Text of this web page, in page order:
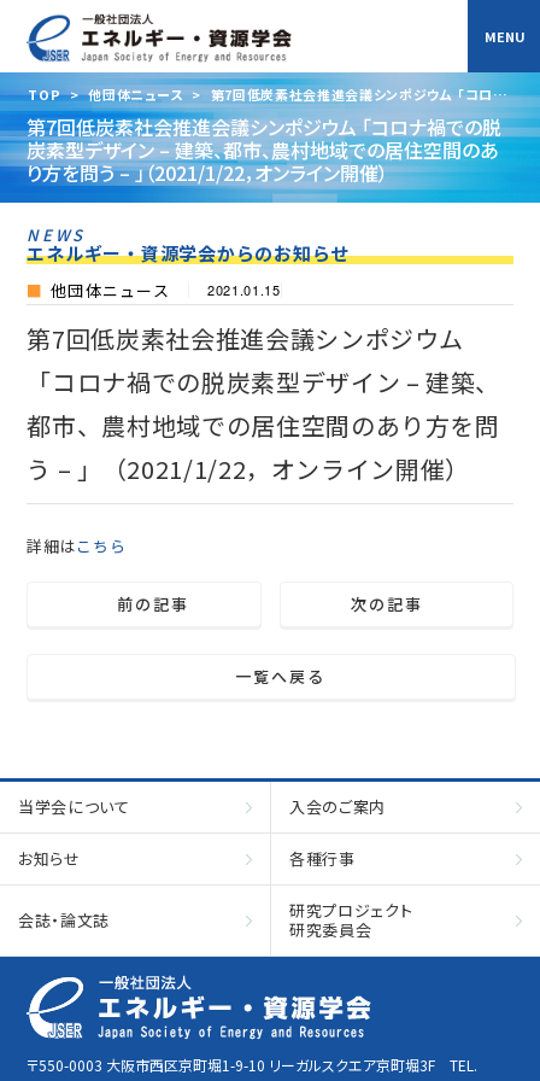
TOP > 他団体ニュース > 第7回低炭素社会推進会議シンポジウム 「コロナ
禍での脱炭素型デザイン – 建築、都市、農村地域での居住空間のあり方を問う –
」（2021/1/22，オンライン開催）
第7回低炭素社会推進会議シンポジウム 「コロナ禍での脱
炭素型デザイン – 建築、都市、農村地域での居住空間のあ
り方を問う – 」（2021/1/22，オンライン開催）
NEWS
エネルギー・資源学会からのお知らせ
他団体ニュース 2021.01.15
第7回低炭素社会推進会議シンポジウム
「コロナ禍での脱炭素型デザイン – 建築、
都市、農村地域での居住空間のあり方を問
う – 」（2021/1/22，オンライン開催）
詳細はこちら
前の記事
一覧へ戻る
次の記事
当学会について 入会のご案内
お知らせ 各種行事
会誌・論文誌
研究プロジェクト
研究委員会
〒550-0003 大阪市西区京町堀1-9-10 リーガルスクエア京町堀3F TEL.